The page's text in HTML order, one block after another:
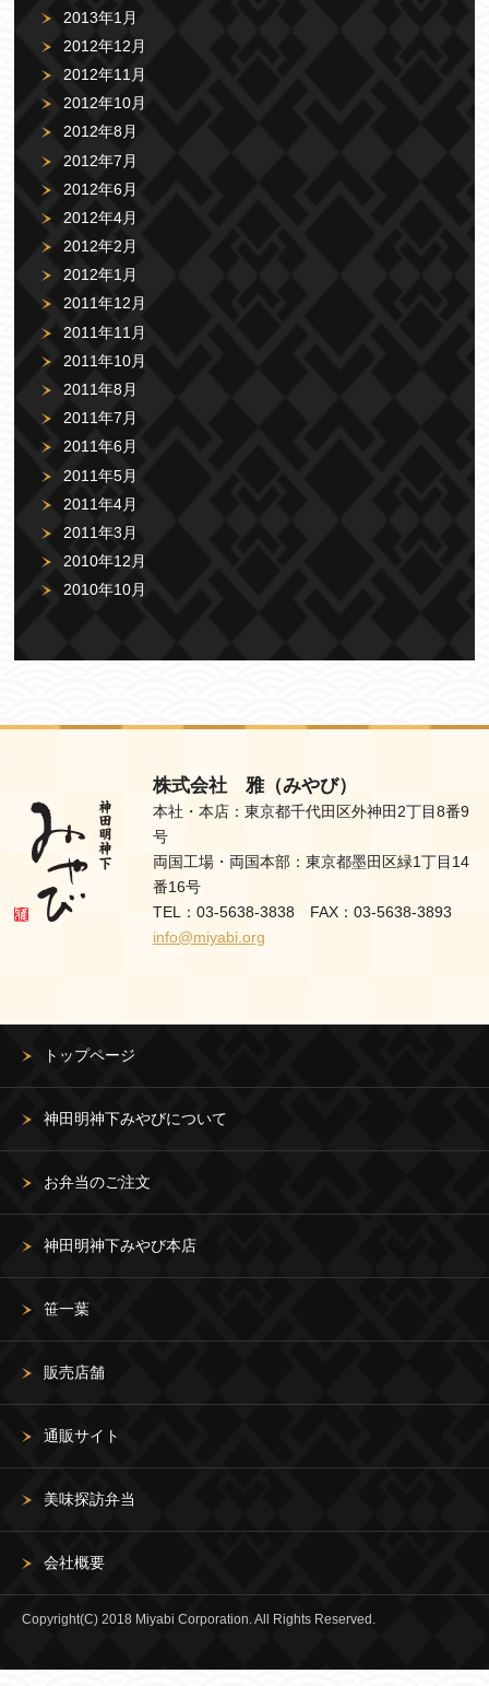
2013年1月
2012年12月
2012年11月
2012年10月
2012年8月
2012年7月
2012年6月
2012年4月
2012年2月
2012年1月
2011年12月
2011年11月
2011年10月
2011年8月
2011年7月
2011年6月
2011年5月
2011年4月
2011年3月
2010年12月
2010年10月
株式会社 雅（みやび）
本社・本店：東京都千代田区外神田2丁目8番9
号
両国工場・両国本部：東京都墨田区緑1丁目14
番16号
TEL：03-5638-3838 FAX：03-5638-3893
info@miyabi.org
トップページ
神田明神下みやびについて
お弁当のご注文
神田明神下みやび本店
笹一葉
販売店舗
通販サイト
美味探訪弁当
会社概要
Copyright(C) 2018 Miyabi Corporation. All Rights Reserved.